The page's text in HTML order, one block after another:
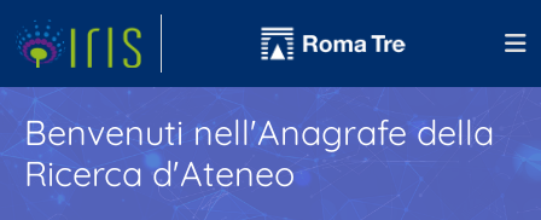
Benvenuti nell'Anagrafe della
Ricerca d'Ateneo